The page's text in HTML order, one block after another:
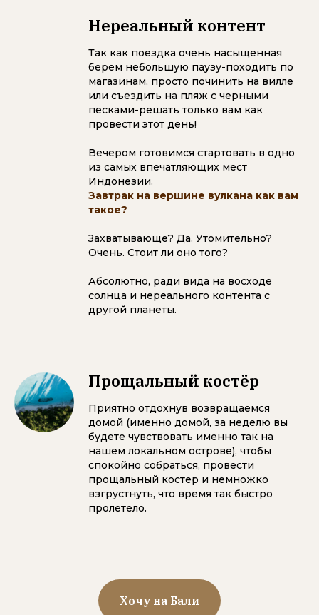
Нереальный контент
Так как поездка очень насыщенная
берем небольшую паузу-походить по
магазинам, просто починить на вилле
или съездить на пляж с черными
песками-решать только вам как
провести этот день!
Вечером готовимся стартовать в одно
из самых впечатляющих мест
Индонезии.
Завтрак на вершине вулкана как вам
такое?
Захватывающе? Да. Утомительно?
Очень. Стоит ли оно того?
Абсолютно, ради вида на восходе
солнца и нереального контента с
другой планеты.
Прощальный костёр
Приятно отдохнув возвращаемся
домой (именно домой, за неделю вы
будете чувствовать именно так на
нашем локальном острове), чтобы
спокойно собраться, провести
прощальный костер и немножко
взгрустнуть, что время так быстро
пролетело.
Хочу на Бали